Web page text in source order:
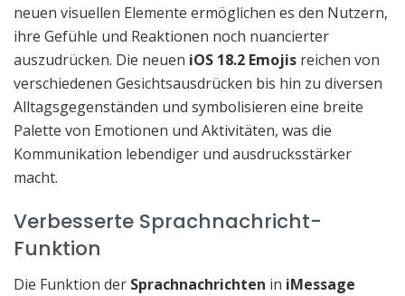
neuen visuellen Elemente ermöglichen es den Nutzern,
ihre Gefühle und Reaktionen noch nuancierter
auszudrücken. Die neuen iOS 18.2 Emojis reichen von
verschiedenen Gesichtsausdrücken bis hin zu diversen
Alltagsgegenständen und symbolisieren eine breite
Palette von Emotionen und Aktivitäten, was die
Kommunikation lebendiger und ausdrucksstärker
macht.
Verbesserte Sprachnachricht-
Funktion
Die Funktion der Sprachnachrichten in iMessage